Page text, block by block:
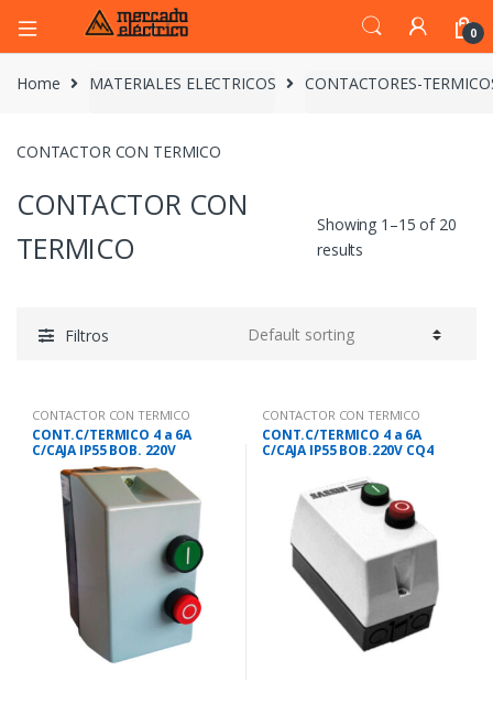
0
Home MATERIALES ELECTRICOS CONTACTORES-
CONTACTOR CON TERMICO
CONTACTOR CON
TERMICO
Showing 1–15 of 20
results
Filtros
CONTACTOR CON TERMICO
CONT.C/TERMICO 4 a 6A
C/CAJA IP55 BOB. 220V
CONTACTOR CON TERMICO
CONT.C/TERMICO 4 a 6A
C/CAJA IP55 BOB.220V CQ4